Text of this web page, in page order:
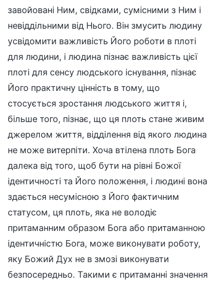
завойовані Ним, свідками, сумісними з Ним і
невіддільними від Нього. Він змусить людину
усвідомити важливість Його роботи в плоті
для людини, і людина пізнає важливість цієї
плоті для сенсу людського існування, пізнає
Його практичну цінність в тому, що
стосується зростання людського життя і,
більше того, пізнає, що ця плоть стане живим
джерелом життя, відділення від якого людина
не може витерпіти. Хоча втілена плоть Бога
далека від того, щоб бути на рівні Божої
ідентичності та Його положення, і людині вона
здається несумісною з Його фактичним
статусом, ця плоть, яка не володіє
притаманним образом Бога або притаманною
ідентичністю Бога, може виконувати роботу,
яку Божий Дух не в змозі виконувати
безпосередньо. Такими є притаманні значення